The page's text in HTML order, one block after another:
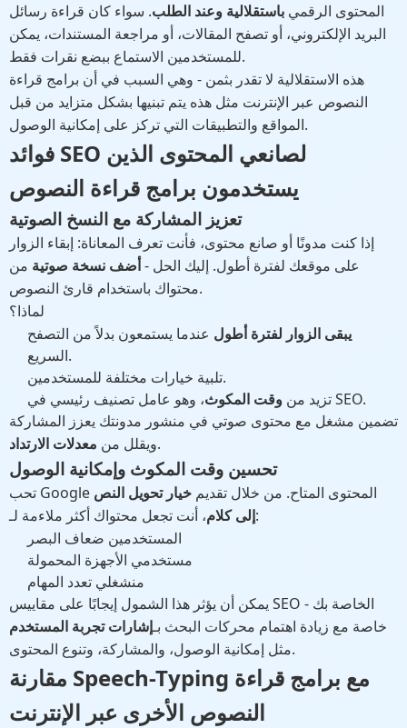
المحتوى الرقمي باستقلالية وعند الطلب. سواء كان قراءة رسائل
البريد الإلكتروني، أو تصفح المقالات، أو مراجعة المستندات، يمكن
للمستخدمين الاستماع ببضع نقرات فقط.
هذه الاستقلالية لا تقدر بثمن - وهي السبب في أن برامج قراءة
النصوص عبر الإنترنت مثل هذه يتم تبنيها بشكل متزايد من قبل
المواقع والتطبيقات التي تركز على إمكانية الوصول.
فوائد SEO لصانعي المحتوى الذين
يستخدمون برامج قراءة النصوص
تعزيز المشاركة مع النسخ الصوتية
إذا كنت مدونًا أو صانع محتوى، فأنت تعرف المعاناة: إبقاء الزوار
على موقعك لفترة أطول. إليك الحل -أضف نسخة صوتية من
محتواك باستخدام قارئ النصوص.
لماذا؟
يبقى الزوار لفترة أطول عندما يستمعون بدلاً من التصفح
السريع.
تلبية خيارات مختلفة للمستخدمين.
تزيد من وقت المكوث
، وهو عامل تصنيف رئيسي في SEO.
تضمين مشغل مع محتوى صوتي في منشور مدونتك يعزز المشاركة
ويقلل من معدلات الارتداد .
تحسين وقت المكوث وإمكانية الوصول
تحب Google المحتوى المتاح. من خلال تقديم خيار تحويل النص
إلى كلام، أنت تجعل محتواك أكثر ملاءمة لـ:
المستخدمين ضعاف البصر
مستخدمي الأجهزة المحمولة
منشغلي تعدد المهام
يمكن أن يؤثر هذا الشمول إيجابًا على مقاييس SEO الخاصة بك -
خاصة مع زيادة اهتمام محركات البحث بـإشارات تجربة المستخدم
مثل إمكانية الوصول، والمشاركة، وتنوع المحتوى.
مقارنة Speech-Typing مع برامج قراءة
النصوص الأخرى عبر الإنترنت